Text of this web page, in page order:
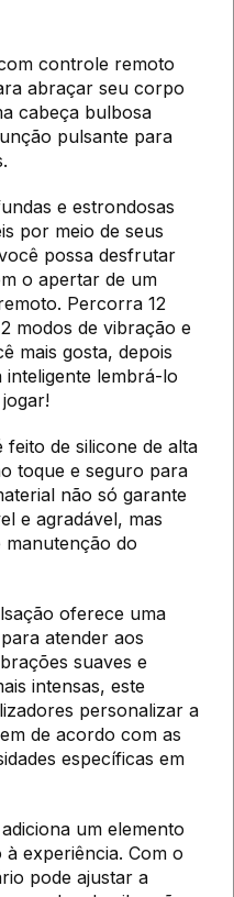
controle remoto
abraçar seu corpo
cabeça bulbosa
pulsante para
e estrondosas
por meio de seus
possa desfrutar
o apertar de um
Percorra 12
modos de vibração e
mais gosta, depois
inteligente lembrá-lo
de silicone de alta
toque e seguro para
não só garante
e agradável, mas
manutenção do
oferece uma
atender aos
suaves e
intensas, este
personalizar a
de acordo com as
específicas em
um elemento
experiência. Com o
pode ajustar a